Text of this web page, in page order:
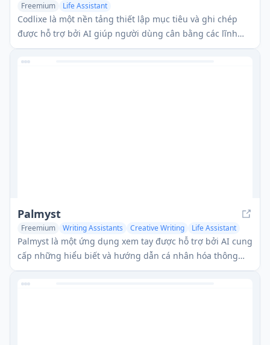
Freemium Life Assistant
Codlixe là một nền tảng thiết lập mục tiêu và ghi chép
được hỗ trợ bởi AI giúp người dùng cân bằng các lĩnh
vực khác nhau trong cuộc sống của họ thông qua các gợi
ý và gợi ý cá nhân hóa.
Palmyst
Freemium Writing Assistants Creative Writing Life Assistant
Palmyst là một ứng dụng xem tay được hỗ trợ bởi AI cung
cấp những hiểu biết và hướng dẫn cá nhân hóa thông
qua phân tích hình ảnh bàn tay.